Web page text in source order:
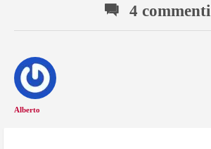
4 commenti
Alberto